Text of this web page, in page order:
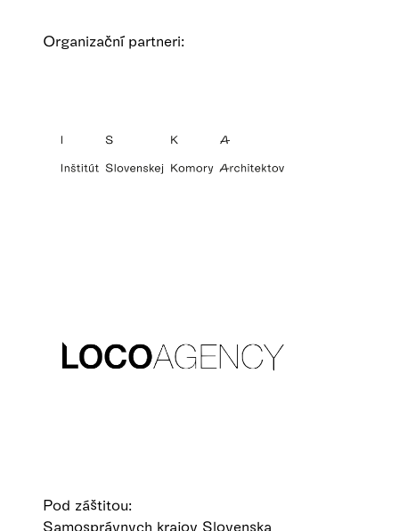
Organizační partneri:
Pod záštitou:
Samosprávnych krajov Slovenska